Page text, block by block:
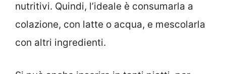
nutritivi. Quindi, l’ideale è consumarla a
colazione, con latte o acqua, e mescolarla
con altri ingredienti.